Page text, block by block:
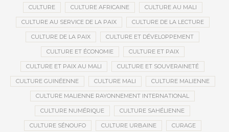
CULTURE CULTURE AFRICAINE CULTURE AU MALI
CULTURE AU SERVICE DE LA PAIX CULTURE DE LA LECTURE
CULTURE DE LA PAIX CULTURE ET DÉVELOPPEMENT
CULTURE ET ÉCONOMIE CULTURE ET PAIX
CULTURE ET PAIX AU MALI CULTURE ET SOUVERAINETÉ
CULTURE GUINÉENNE CULTURE MALI CULTURE MALIENNE
CULTURE MALIENNE RAYONNEMENT INTERNATIONAL
CULTURE NUMÉRIQUE CULTURE SAHÉLIENNE
CULTURE SÉNOUFO CULTURE URBAINE CURAGE